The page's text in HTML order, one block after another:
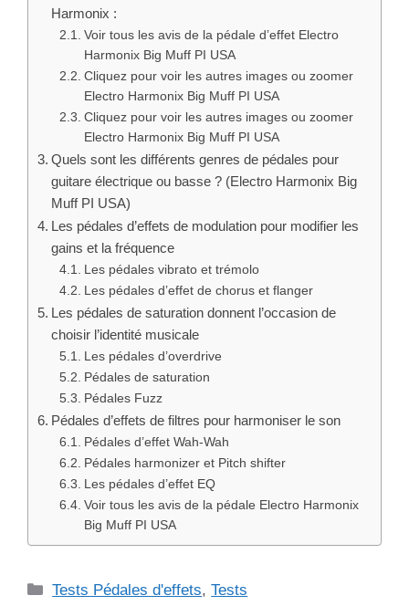
Harmonix :
Voir tous les avis de la pédale d’effet Electro
Harmonix Big Muff PI USA
Cliquez pour voir les autres images ou zoomer
Electro Harmonix Big Muff PI USA
Cliquez pour voir les autres images ou zoomer
Electro Harmonix Big Muff PI USA
Quels sont les différents genres de pédales pour
guitare électrique ou basse ? (Electro Harmonix Big
Muff PI USA)
Les pédales d’effets de modulation pour modifier les
gains et la fréquence
Les pédales vibrato et trémolo
Les pédales d’effet de chorus et flanger
Les pédales de saturation donnent l’occasion de
choisir l’identité musicale
Les pédales d’overdrive
Pédales de saturation
Pédales Fuzz
Pédales d’effets de filtres pour harmoniser le son
Pédales d’effet Wah-Wah
Pédales harmonizer et Pitch shifter
Les pédales d’effet EQ
Voir tous les avis de la pédale Electro Harmonix
Big Muff PI USA
Catégories
Tests Pédales d'effets,Tests